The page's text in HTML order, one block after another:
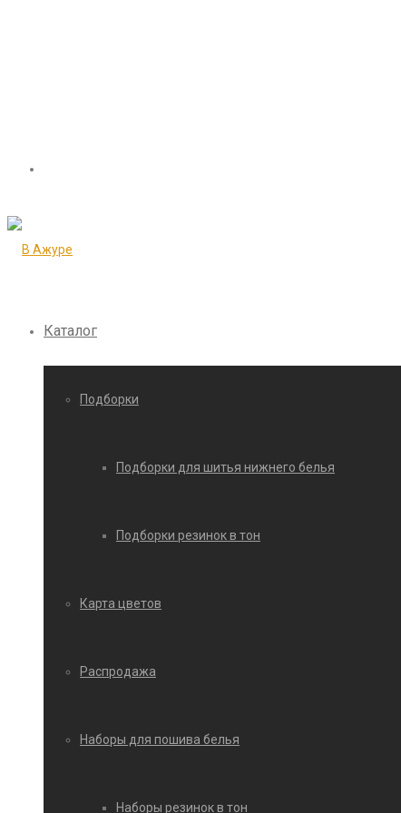
Каталог
Подборки
Подборки для шитья нижнего белья
Подборки резинок в тон
Карта цветов
Распродажа
Наборы для пошива белья
Наборы резинок в тон